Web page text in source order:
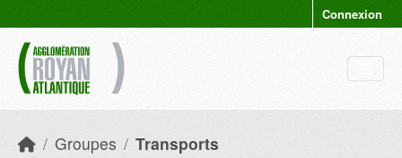
Connexion
Groupes Transports